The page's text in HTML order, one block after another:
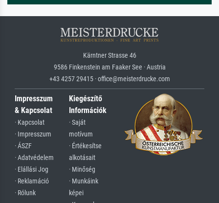
Kärntner Strasse 46
9586 Finkenstein am Faaker See · Austria
+43 4257 29415 · office@meisterdrucke.com
Impresszum
& Kapcsolat
· Kapcsolat
· Impresszum
· ÁSZF
· Adatvédelem
· Elállási Jog
· Reklamáció
· Rólunk
Kiegészítő
Információk
· Saját
motívum
· Értékesítse
alkotásait
· Minőség
· Munkáink
képei